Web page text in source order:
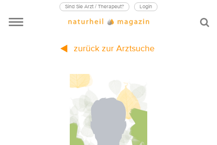
Sind Sie Arzt / Therapeut? Login
zurück zur Arztsuche